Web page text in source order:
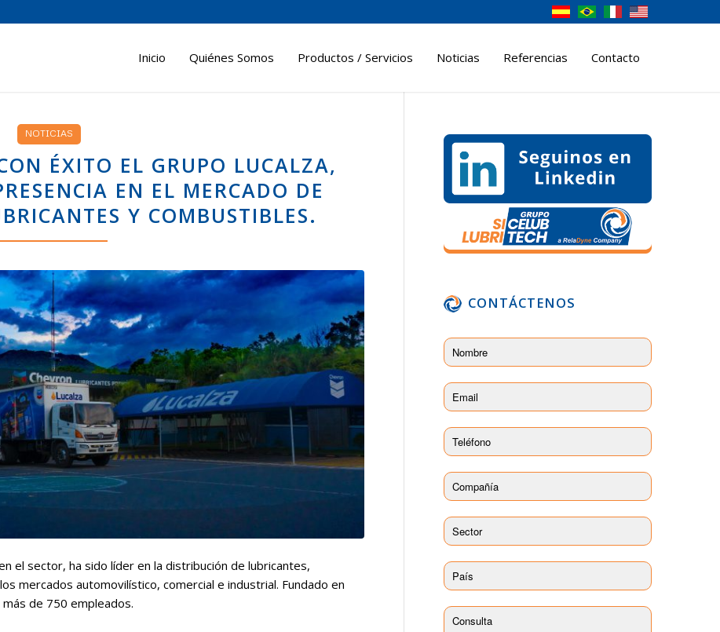
Inicio Quiénes Somos Productos / Servicios Noticias Referencias Contacto
NOTICIAS
ÉXITO EL GRUPO LUCALZA,
EN EL MERCADO DE
Y COMBUSTIBLES.
el sector, ha sido líder en la distribución de lubricantes,
mercados automovilístico, comercial e industrial. Fundado en
de 750 empleados.
CONTÁCTENOS